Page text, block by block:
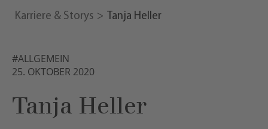
Karriere & Storys Tanja Heller
#ALLGEMEIN
25. OKTOBER 2020
Tanja Heller